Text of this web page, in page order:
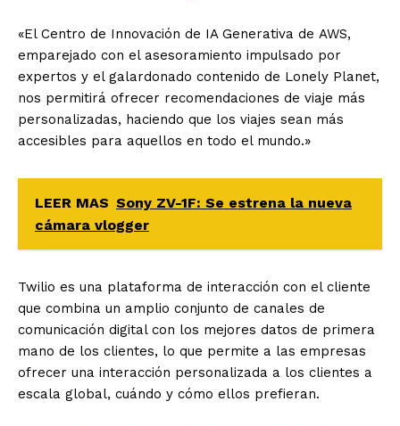
«El Centro de Innovación de IA Generativa de AWS,
emparejado con el asesoramiento impulsado por
expertos y el galardonado contenido de Lonely Planet,
nos permitirá ofrecer recomendaciones de viaje más
personalizadas, haciendo que los viajes sean más
accesibles para aquellos en todo el mundo.»
LEER MAS Sony ZV-1F: Se estrena la nueva
cámara vlogger
Twilio es una plataforma de interacción con el cliente
que combina un amplio conjunto de canales de
comunicación digital con los mejores datos de primera
mano de los clientes, lo que permite a las empresas
ofrecer una interacción personalizada a los clientes a
escala global, cuándo y cómo ellos prefieran.